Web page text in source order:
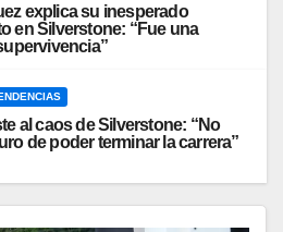
explica su inesperado
en Silverstone: “Fue una
al caos de Silverstone: “No
de poder terminar la carrera”